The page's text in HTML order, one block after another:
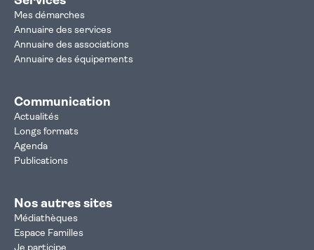
Mes démarches
Annuaire des services
Annuaire des associations
Annuaire des équipements
Communication
Actualités
Longs formats
Agenda
Publications
Nos autres sites
Médiathèques
Espace Familles